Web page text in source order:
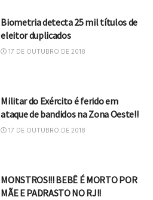
Biometria detecta 25 mil títulos de
eleitor duplicados
17 DE OUTUBRO DE 2018
Militar do Exército é ferido em
ataque de bandidos na Zona Oeste!!
17 DE OUTUBRO DE 2018
MONSTROS!!! BEBÊ É MORTO POR
MÃE E PADRASTO NO RJ!!